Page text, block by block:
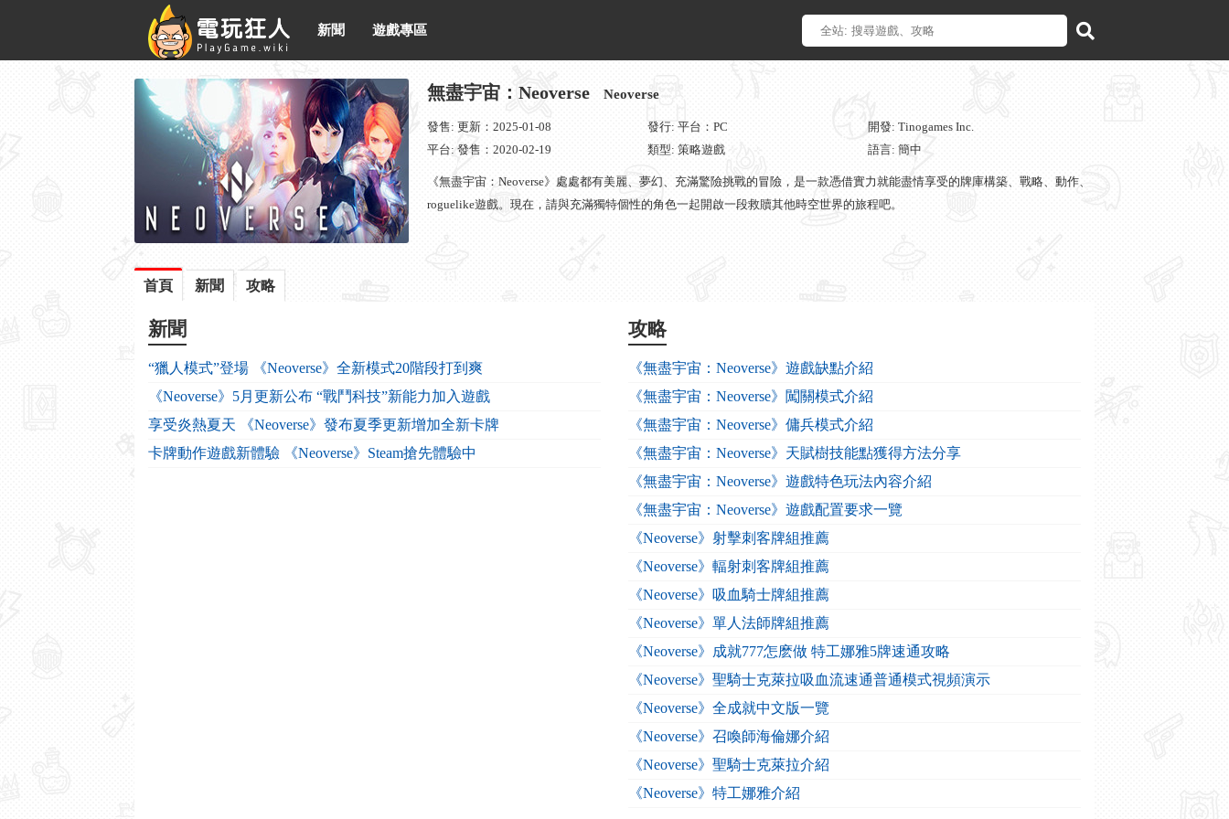
新聞 遊戲專區
無盡宇宙：Neoverse Neoverse
發售: 更新：2025-01-08 發行: 平台：PC
開發: Tinogames Inc.
平台: 發售：2020-02-19
類型: 策略遊戲 語言: 簡中
《無盡宇宙：Neoverse》處處都有美麗、夢幻、充滿驚險挑戰的冒險，是一款憑借實力就能盡情享受的牌庫構築、戰略、動作、
roguelike遊戲。現在，請與充滿獨特個性的角色一起開啟一段救贖其他時空世界的旅程吧。
首頁 新聞 攻略
新聞
“獵人模式”登場 《Neoverse》全新模式20階段打到爽
《Neoverse》5月更新公布 “戰鬥科技”新能力加入遊戲
享受炎熱夏天 《Neoverse》發布夏季更新增加全新卡牌
卡牌動作遊戲新體驗 《Neoverse》Steam搶先體驗中
攻略
《無盡宇宙：Neoverse》遊戲缺點介紹
《無盡宇宙：Neoverse》闖關模式介紹
《無盡宇宙：Neoverse》傭兵模式介紹
《無盡宇宙：Neoverse》天賦樹技能點獲得方法分享
《無盡宇宙：Neoverse》遊戲特色玩法內容介紹
《無盡宇宙：Neoverse》遊戲配置要求一覽
《Neoverse》射擊刺客牌組推薦
《Neoverse》輻射刺客牌組推薦
《Neoverse》吸血騎士牌組推薦
《Neoverse》單人法師牌組推薦
《Neoverse》成就777怎麽做 特工娜雅5牌速通攻略
《Neoverse》聖騎士克萊拉吸血流速通普通模式視頻演示
《Neoverse》全成就中文版一覽
《Neoverse》召喚師海倫娜介紹
《Neoverse》聖騎士克萊拉介紹
《Neoverse》特工娜雅介紹